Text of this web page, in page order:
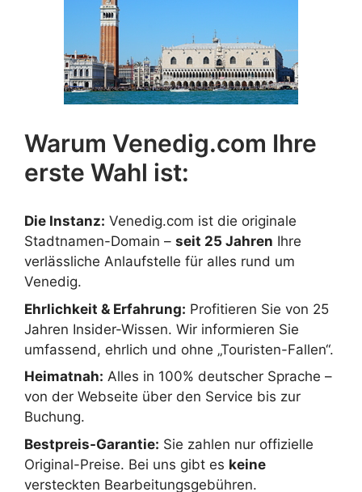
Warum Venedig.com Ihre
erste Wahl ist:
Die Instanz: Venedig.com ist die originale
Stadtnamen-Domain – seit 25 Jahren Ihre
verlässliche Anlaufstelle für alles rund um
Venedig.
Ehrlichkeit & Erfahrung: Profitieren Sie von 25
Jahren Insider-Wissen. Wir informieren Sie
umfassend, ehrlich und ohne „Touristen-Fallen“.
Heimatnah: Alles in 100% deutscher Sprache –
von der Webseite über den Service bis zur
Buchung.
Bestpreis-Garantie: Sie zahlen nur offizielle
Original-Preise. Bei uns gibt es keine
versteckten Bearbeitungsgebühren.